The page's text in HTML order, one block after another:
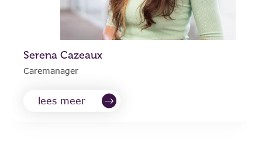
Serena Cazeaux
Caremanager
lees meer